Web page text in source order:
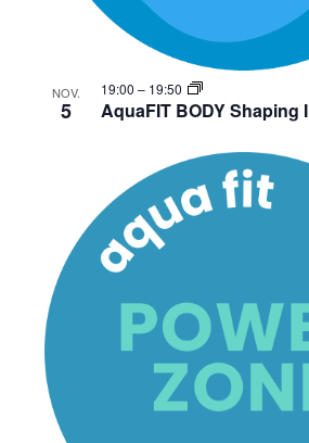
NOV.
5 AquaFIT BODY Shaping I
19:00 – 19:50